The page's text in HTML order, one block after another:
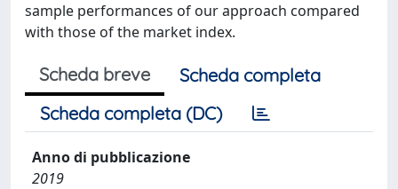
sample performances of our approach compared
with those of the market index.
Scheda breve
Scheda completa
Scheda completa (DC)
Anno di pubblicazione
2019